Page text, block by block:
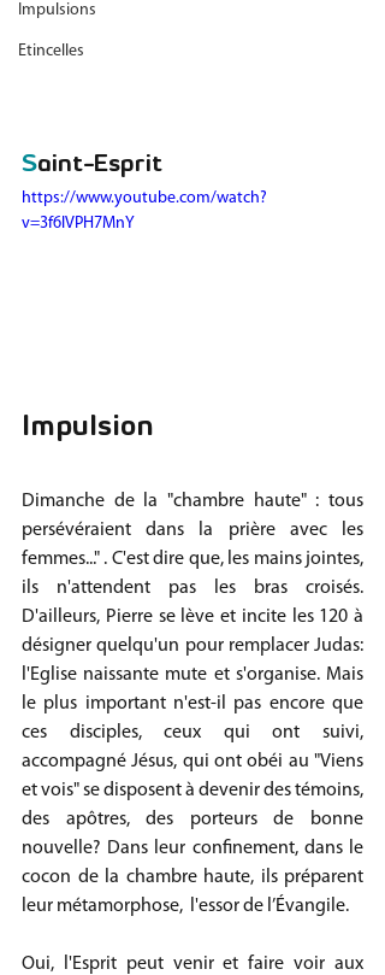
Impulsions
Etincelles
Saint-Esprit
https://www.youtube.com/watch?
v=3f6lVPH7MnY
Impulsion
Dimanche de la "chambre haute" : tous
persévéraient dans la prière avec les
femmes..." . C'est dire que, les mains jointes,
ils n'attendent pas les bras croisés.
D'ailleurs, Pierre se lève et incite les 120 à
désigner quelqu'un pour remplacer Judas:
l'Eglise naissante mute et s'organise. Mais
le plus important n'est-il pas encore que
ces disciples, ceux qui ont suivi,
accompagné Jésus, qui ont obéi au "Viens
et vois" se disposent à devenir des témoins,
des apôtres, des porteurs de bonne
nouvelle? Dans leur confinement, dans le
cocon de la chambre haute, ils préparent
leur métamorphose,  l'essor de l’Évangile.
Oui, l'Esprit peut venir et faire voir aux